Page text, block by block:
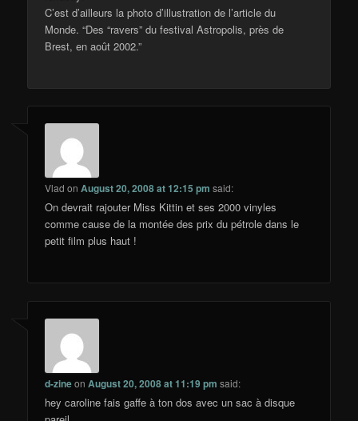
C’est d’ailleurs la photo d’illustration de l’article du
Monde. “Des “ravers” du festival Astropolis, près de
Brest, en août 2002.”
Vlad onAugust 20, 2008 at 12:15 pm said:
On devrait rajouter Miss Kittin et ses 2000 vinyles
comme cause de la montée des prix du pétrole dans le
petit film plus haut !
d-zineonAugust 20, 2008 at 11:19 pm said:
hey caroline fais gaffe à ton dos avec un sac à disque